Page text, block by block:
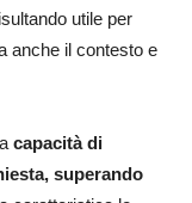
utile per
anche il contesto e
capacità di
superando